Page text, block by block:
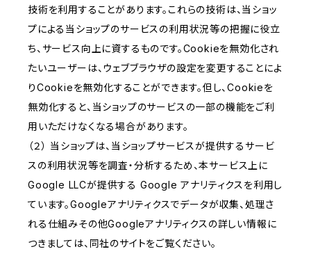
技術を利用することがあります。これらの技術は、当ショッ
プによる当ショップのサービスの利用状況等の把握に役立
ち、サービス向上に資するものです。Cookieを無効化され
たいユーザーは、ウェブブラウザの設定を変更することによ
りCookieを無効化することができます。但し、Cookieを
無効化すると、当ショップのサービスの一部の機能をご利
用いただけなくなる場合があります。
（２） 当ショップは、当ショップサービスが提供するサービ
スの利用状況等を調査・分析するため、本サービス上に
Google LLCが提供する Google アナリティクスを利用し
ています。Googleアナリティクスでデータが収集、処理さ
れる仕組みその他Googleアナリティクスの詳しい情報に
つきましては、同社のサイトをご覧ください。